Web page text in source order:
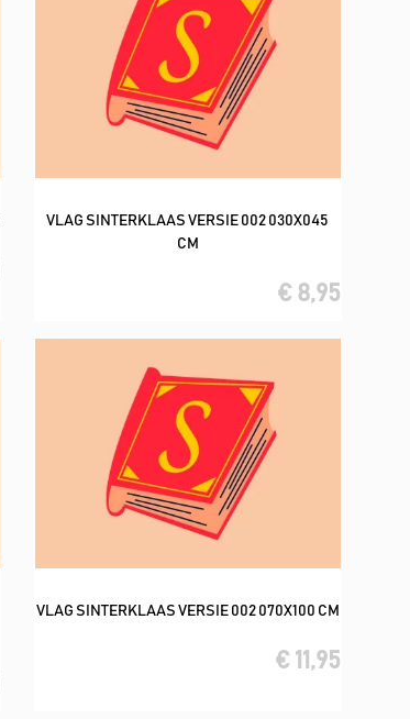
In winkelwagen
VLAG SINTERKLAAS VERSIE 002 030X045
CM
€ 8,95
In winkelwagen
VLAG SINTERKLAAS VERSIE 002 070X100 CM
€ 11,95